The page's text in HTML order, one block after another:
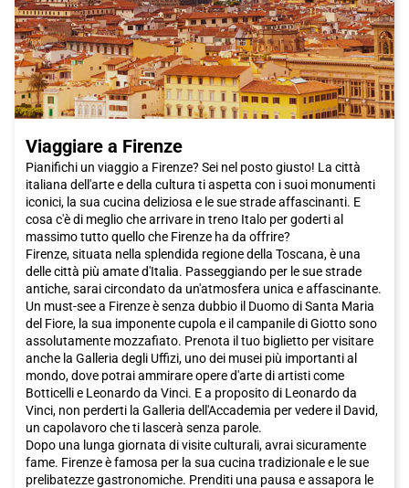
Viaggiare a Firenze
Pianifichi un viaggio a Firenze? Sei nel posto giusto! La città
italiana dell'arte e della cultura ti aspetta con i suoi monumenti
iconici, la sua cucina deliziosa e le sue strade affascinanti. E
cosa c'è di meglio che arrivare in treno Italo per goderti al
massimo tutto quello che Firenze ha da offrire?
Firenze, situata nella splendida regione della Toscana, è una
delle città più amate d'Italia. Passeggiando per le sue strade
antiche, sarai circondato da un'atmosfera unica e affascinante.
Un must-see a Firenze è senza dubbio il Duomo di Santa Maria
del Fiore, la sua imponente cupola e il campanile di Giotto sono
assolutamente mozzafiato. Prenota il tuo biglietto per visitare
anche la Galleria degli Uffizi, uno dei musei più importanti al
mondo, dove potrai ammirare opere d'arte di artisti come
Botticelli e Leonardo da Vinci. E a proposito di Leonardo da
Vinci, non perderti la Galleria dell'Accademia per vedere il David,
un capolavoro che ti lascerà senza parole.
Dopo una lunga giornata di visite culturali, avrai sicuramente
fame. Firenze è famosa per la sua cucina tradizionale e le sue
prelibatezze gastronomiche. Prenditi una pausa e assapora le